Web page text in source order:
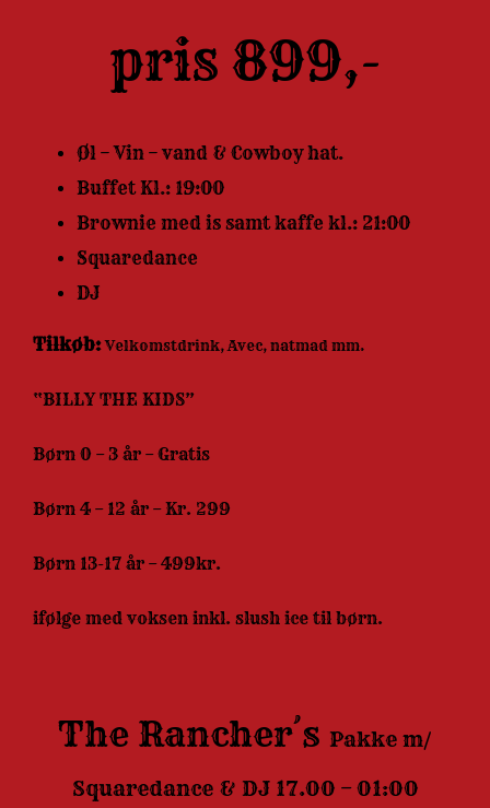
pris 899,-
Øl – Vin – vand & Cowboy hat.
Buffet Kl.: 19:00
Brownie med is samt kaffe kl.: 21:00
Squaredance
DJ
Tilkøb: Velkomstdrink, Avec, natmad mm.
“BILLY THE KIDS”
Børn 0 – 3 år – Gratis
Børn 4 – 12 år – Kr. 299
Børn 13-17 år – 499kr.
ifølge med voksen inkl. slush ice til børn.
The Rancher´s Pakke m/
Squaredance & DJ 17.00 – 01:00